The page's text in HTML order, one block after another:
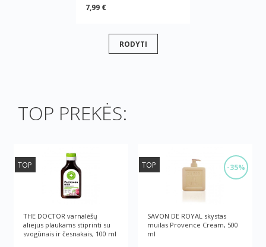
7,99 €
RODYTI
TOP PREKĖS:
TOP
THE DOCTOR varnalėšų
aliejus plaukams stiprinti su
svogūnais ir česnakais, 100 ml
-35%
TOP
SAVON DE ROYAL skystas
muilas Provence Cream, 500
ml